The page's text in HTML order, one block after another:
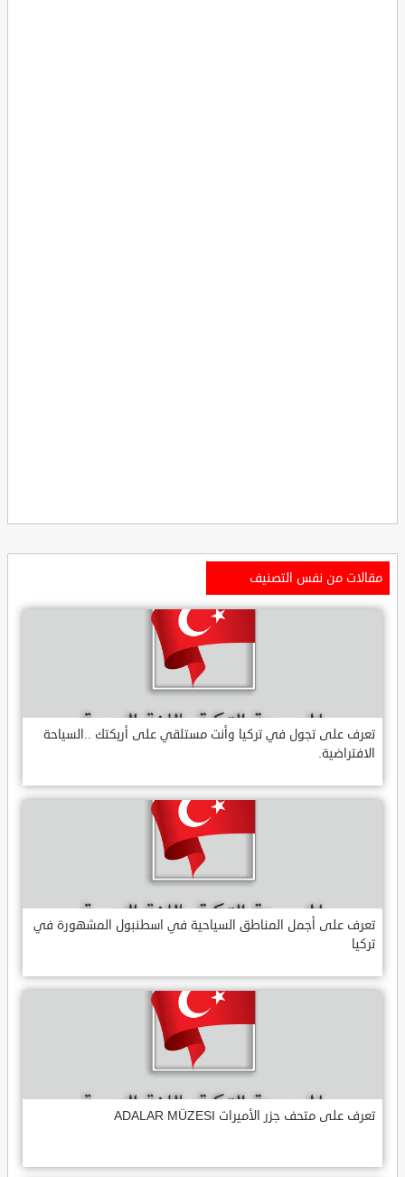
مقالات من نفس التصنيف
تعرف على تجول في تركيا وأنت مستلقي على أريكتك ..السياحة
الافتراضية.
تعرف على أجمل المناطق السياحية في اسطنبول المشهورة في
تركيا
تعرف على متحف جزر الأميرات ADALAR MÜZESI